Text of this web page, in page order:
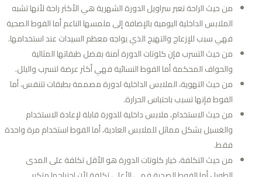
من حيث الراحة تعبر سراويل الدورة الشهرية هي الأكثر راحة لأنها تشبه
الملابس الداخلية اليومية بالإضافة إلى ملمسها الناعم أما الفوط الصحية
فهي سبب للإزعاج والتهيج الذي يواجه معظم السيدات عند استخدامها.
من حيث التسرب فإن كلوتات الدورة آمنة بفضل طبقاتها المثالية
والحواف المحكمة أما الفوط النسائية فهي أكثر عرضة لتسرب والبلل.
من حيث التهوية، الملابس الداخلية لدورة مصممة بطبقات تتنفس، أما
الفوط فإنها تسبب باحتباس الحرارة.
من حيث الاستخدام، ملابس داخلية للدورة قابلة لإعادة الاستخدام
والغسيل بشكل مماثل للملابس العادية، أما الفوط استخدام مرة واحدة
فقط.
من حيث التكلفة، خيار كلوتات الدورة هو الأقل تكلفة على المدى